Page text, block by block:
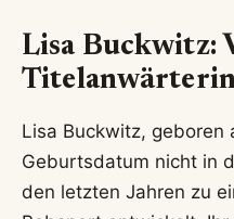
Lisa Buckwitz:
Lisa Buckwitz, geboren
Geburtsdatum nicht in
den letzten Jahren zu